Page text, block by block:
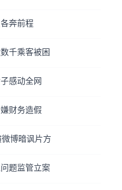
奔前程
千乘客被困
感动全网
财务造假
博暗讽片方
题监管立案